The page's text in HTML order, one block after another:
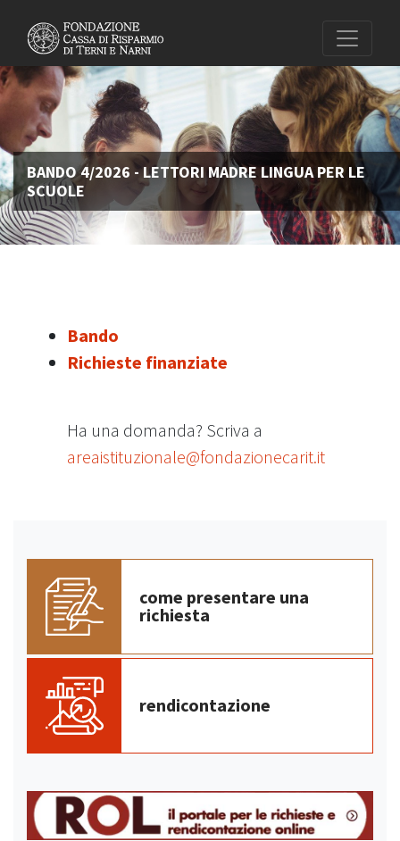
BANDO 4/2026 - LETTORI MADRE LINGUA PER LE
SCUOLE
Bando
Richieste finanziate
Ha una domanda? Scriva a
areaistituzionale@fondazionecarit.it
come presentare una
richiesta
rendicontazione